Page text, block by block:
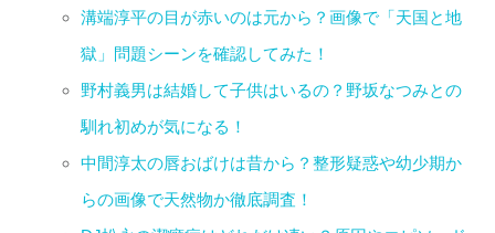
溝端淳平の目が赤いのは元から？画像で「天国と地
獄」問題シーンを確認してみた！
野村義男は結婚して子供はいるの？野坂なつみとの
馴れ初めが気になる！
中間淳太の唇おばけは昔から？整形疑惑や幼少期か
らの画像で天然物か徹底調査！